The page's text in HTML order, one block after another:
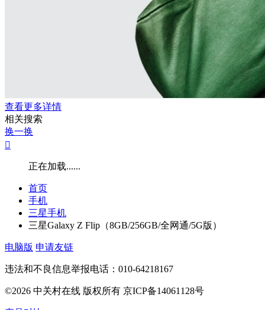
查看更多详情
相关搜索
换一换

正在加载......
首页
手机
三星手机
三星Galaxy Z Flip（8GB/256GB/全网通/5G版）
电脑版 申请友链
违法和不良信息举报电话：010-64218167
©2026 中关村在线 版权所有 京ICP备14061128号